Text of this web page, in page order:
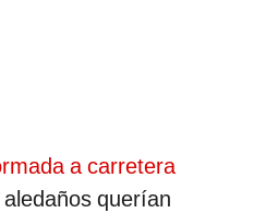
a carretera
querían